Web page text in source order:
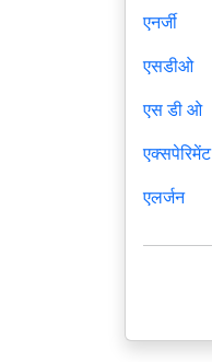
एनर्जी
एसडीओ
एस डी ओ
एक्सपेरिमेंट
एलर्जन